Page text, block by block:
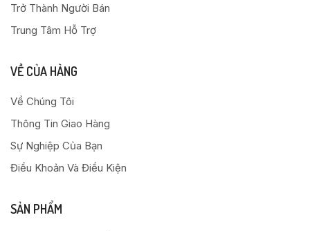
Trở Thành Người Bán
Trung Tâm Hỗ Trợ
VỀ CỦA HÀNG
Về Chúng Tôi
Thông Tin Giao Hàng
Sự Nghiệp Của Bạn
Điều Khoản Và Điều Kiện
SẢN PHẨM